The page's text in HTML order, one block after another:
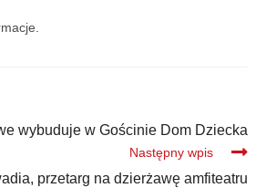
wybuduje w Gościnie Dom Dziecka
Następny wpis
przetarg na dzierżawę amfiteatru